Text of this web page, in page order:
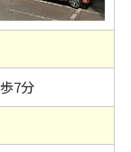
7分